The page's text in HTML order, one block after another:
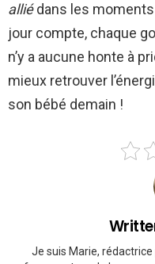
alliédans les moments
jour compte, chaque
n’y a aucune honte à
mieux retrouver
son bébé demain !
Je suis Marie,